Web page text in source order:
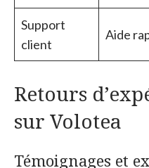
Support
client
Aide
Retours
sur Volotea
Témoignages et